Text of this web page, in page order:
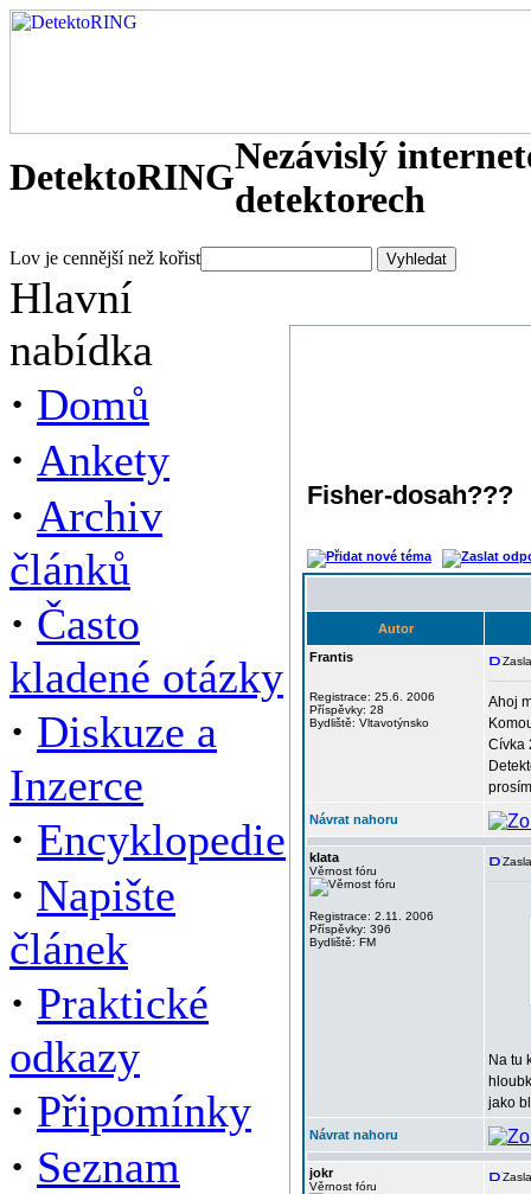
DetektoRINGNezávislý
detektorech
Lov je cennější než kořist
Hlavní
nabídka
· Domů
· Ankety
· Archiv
článků
· Často
kladené otázky
· Diskuze a
Inzerce
· Encyklopedie
· Napište
článek
· Praktické
odkazy
· Připomínky
· Seznam
Fisher-dosah???
Autor
Frantis
Registrace: 25.6. 2006
Příspěvky: 28
Bydliště: Vltavotýnsko
Ahoj
Cívka
Návrat nahoru
klata
Věrnost fóru
Registrace: 2.11. 2006
Příspěvky: 396
Bydliště: FM
Na tu
jako
Návrat nahoru
jokr
Věrnost fóru